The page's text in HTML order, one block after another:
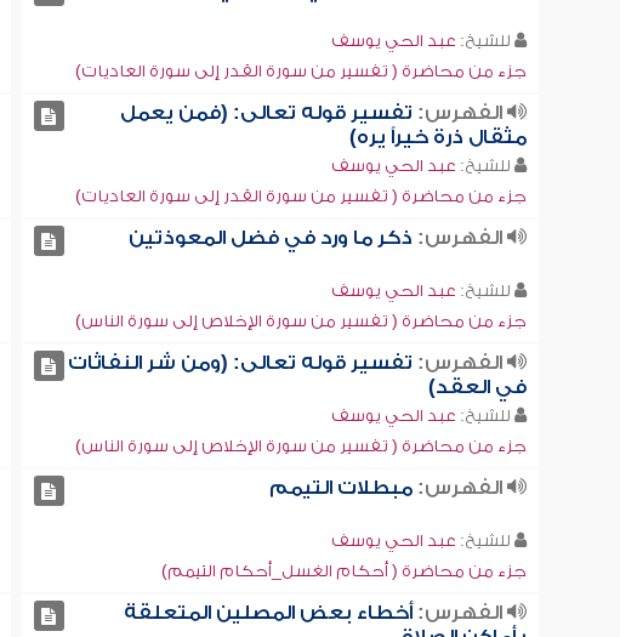
للشيخ: عبد الحي يوسف
جزء من محاضرة ( تفسير من سورة القدر إلى سورة العاديات)
الفهرس: تفسير قوله تعالى: (فمن يعمل
مثقال ذرة خيراً يره)
للشيخ: عبد الحي يوسف
جزء من محاضرة ( تفسير من سورة القدر إلى سورة العاديات)
الفهرس: ذكر ما ورد في فضل المعوذتين
للشيخ: عبد الحي يوسف
جزء من محاضرة ( تفسير من سورة الإخلاص إلى سورة الناس)
الفهرس: تفسير قوله تعالى: (ومن شر النفاثات
في العقد)
للشيخ: عبد الحي يوسف
جزء من محاضرة ( تفسير من سورة الإخلاص إلى سورة الناس)
الفهرس:مبطلات التيمم
للشيخ: عبد الحي يوسف
جزء من محاضرة ( أحكام الغسل_أحكام التيمم)
الفهرس:أخطاء بعض المصلين المتعلقة